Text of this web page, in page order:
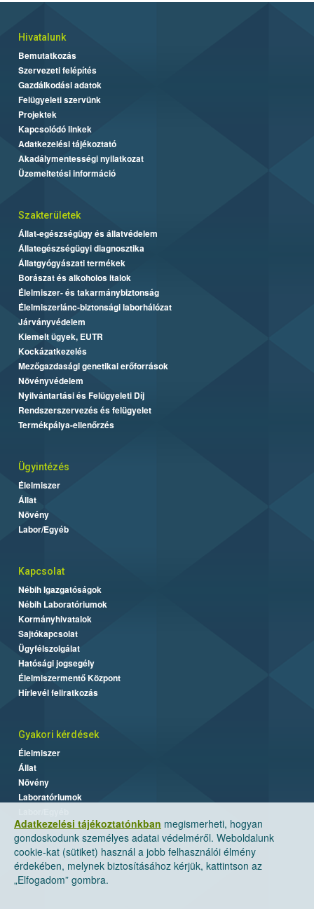
Adatkezelési tájékoztatónkban megismerheti, hogyan
gondoskodunk személyes adatai védelméről. Weboldalunk
cookie-kat (sütiket) használ a jobb felhasználói élmény
érdekében, melynek biztosításához kérjük, kattintson az
„Elfogadom” gombra.
Hivatalunk
Bemutatkozás
Szervezeti felépítés
Gazdálkodási adatok
Felügyeleti szervünk
Projektek
Kapcsolódó linkek
Adatkezelési tájékoztató
Akadálymentességi nyilatkozat
Üzemeltetési információ
Szakterületek
Állat-egészségügy és állatvédelem
Állategészségügyi diagnosztika
Állatgyógyászati termékek
Borászat és alkoholos italok
Élelmiszer- és takarmánybiztonság
Élelmiszerlánc-biztonsági laborhálózat
Járványvédelem
Kiemelt ügyek, EUTR
Kockázatkezelés
Mezőgazdasági genetikai erőforrások
Növényvédelem
Nyilvántartási és Felügyeleti Díj
Rendszerszervezés és felügyelet
Termékpálya-ellenőrzés
Ügyintézés
Élelmiszer
Állat
Növény
Labor/Egyéb
Kapcsolat
Nébih Igazgatóságok
Nébih Laboratóriumok
Kormányhivatalok
Sajtókapcsolat
Ügyfélszolgálat
Hatósági jogsegély
Élelmiszermentő Központ
Hírlevél feliratkozás
Gyakori kérdések
Élelmiszer
Állat
Növény
Laboratóriumok